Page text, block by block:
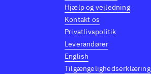
Hjælp og vejledning
Kontakt os
Privatlivspolitik
Leverandører
English
Tilgængelighedserklæring